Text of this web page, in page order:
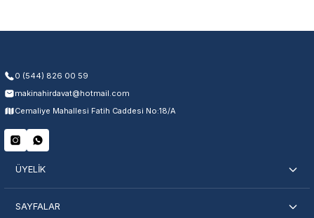
Servisi Nasıl Bulurum?
0 (544) 826 00 59
makinahirdavat@hotmail.com
Cemaliye Mahallesi Fatih Caddesi No:18/A
ÜYELİK
SAYFALAR